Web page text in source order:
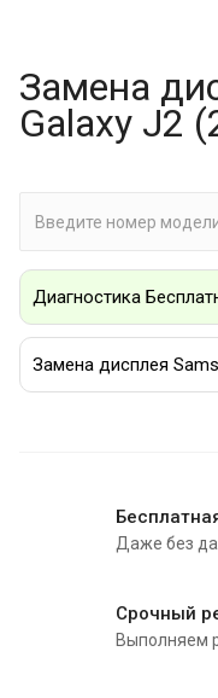
Замена
Galaxy J2
Диагностика
Замена дисплея
Даже без
Срочный
Выполняем